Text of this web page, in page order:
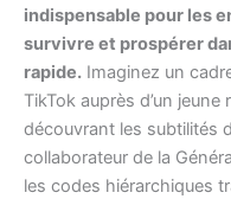
indispensable pour les
survivre et prospérer
rapide. Imaginez un
TikTok auprès d’un
découvrant les subtilités
collaborateur de la
les codes hiérarchiques